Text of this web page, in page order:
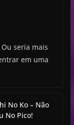
seria mais
em uma
No Ko – Não
No Pico!